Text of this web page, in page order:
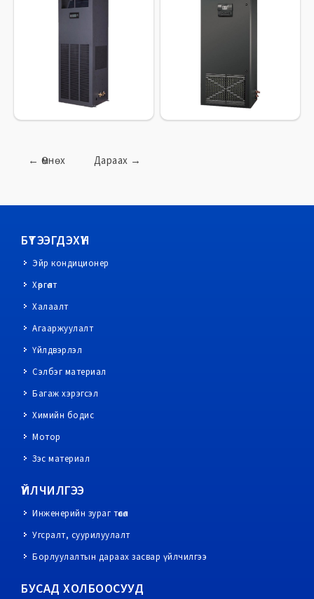
← Өмнөх Дараах →
БҮТЭЭГДЭХҮҮН
Эйр кондиционер
Хөргөлт
Халаалт
Агааржуулалт
Үйлдвэрлэл
Сэлбэг материал
Багаж хэрэгсэл
Химийн бодис
Мотор
Зэс материал
ҮЙЛЧИЛГЭЭ
Инженерийн зураг төсөл
Угсралт, суурилуулалт
Борлуулалтын дараах засвар үйлчилгээ
БУСАД ХОЛБООСУУД